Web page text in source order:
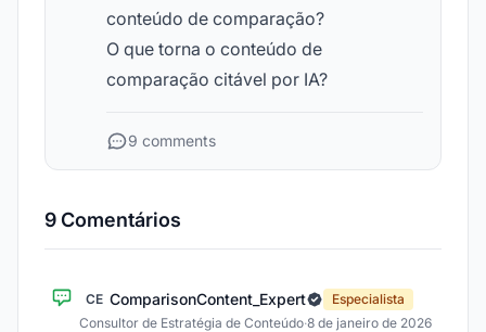
conteúdo de comparação?
O que torna o conteúdo de
comparação citável por IA?
9 comments
9 Comentários
CE ComparisonContent_Expert
Especialista
Consultor de Estratégia de Conteúdo·8 de janeiro de 2026